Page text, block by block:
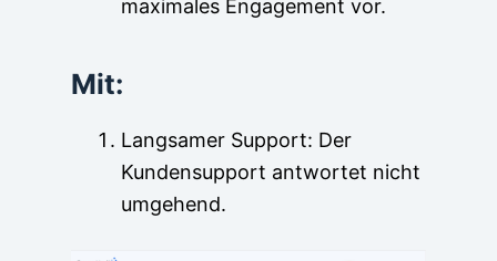
maximales Engagement vor.
Mit:
Langsamer Support: Der
Kundensupport antwortet nicht
umgehend.